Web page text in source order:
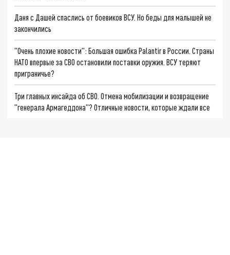
Даня с Дашей спаслись от боевиков ВСУ. Но беды для малышей не
закончились
"Очень плохие новости": Большая ошибка Palantir в России. Страны
НАТО впервые за СВО остановили поставки оружия. ВСУ теряют
приграничье?
Три главных инсайда об СВО. Отмена мобилизации и возвращение
"генерала Армагеддона"? Отличные новости, которые ждали все